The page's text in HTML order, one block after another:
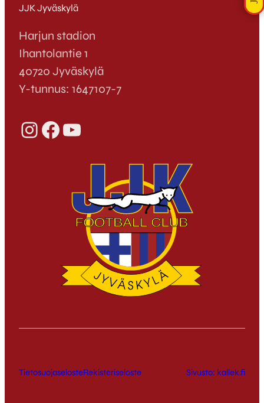
JJK Jyväskylä
Harjun stadion
Ihantolantie 1
40720 Jyväskylä
Y-tunnus: 1647107-7
InstagramFacebook YouTube
TietosuojaselosteRekisteriseloste Sivusto: kallek.fi